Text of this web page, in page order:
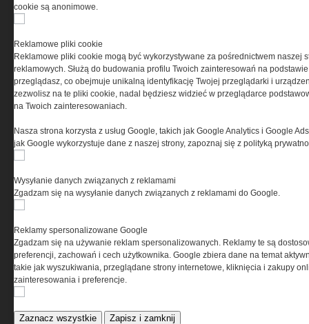
Ta witryna wykorzystuje pliki cookies do przechowywania
informacji na Twoim komputerze. Pliki cookies stosujemy
w celu świadczenia usług na najwyższym poziomie,
w tym w sposób dostosowany do indywidualnych potrzeb.
cookies oznacza, że będą one zamieszczane w Twoim
urządzeniu końcowym. W każdym momencie możesz
dokonać zmiany ustawień przeglądarki dotyczących
serwisu prosimy o zapoznanie się z naszą
prywatności
oraz informacją o cookies
Producenta bazy danych zastrzeżone. Jakiekolwiek dalsze rozpowszechnianie
artykułów zabronione. Korzystanie z serwisu i zamieszczonych w nim utworów i danych
cookie są anonimowe.
Reklamowe pliki cookie
Reklamowe pliki cookie mogą być wykorzystywane za pośrednictwem naszej
reklamowych. Służą do budowania profilu Twoich zainteresowań na
przeglądasz, co obejmuje unikalną identyfikację Twojej przeglądarki i
zezwolisz na te pliki cookie, nadal będziesz widzieć w przeglądarce
na Twoich zainteresowaniach.
Nasza strona korzysta z usług Google, takich jak Google Analytics i Google
jak Google wykorzystuje dane z naszej strony, zapoznaj się z polityką
Wysyłanie danych związanych z reklamami
Zgadzam się na wysyłanie danych związanych z reklamami do Google.
Reklamy spersonalizowane Google
Zgadzam się na używanie reklam spersonalizowanych. Reklamy te są
preferencji, zachowań i cech użytkownika. Google zbiera dane na temat
takie jak wyszukiwania, przeglądane strony internetowe, kliknięcia i zakupy
zainteresowania i preferencje.
Zaznacz wszystkie Zapisz i zamknij